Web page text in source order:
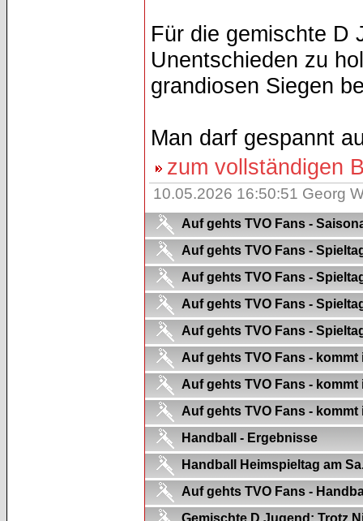
Für die gemischte D
Unentschieden zu
grandiosen Siegen
Man darf gespannt
zum vollständigen
10.05.2026 16:50:51 Georg
Auf gehts TVO Fans -
Auf gehts TVO Fans -
Auf gehts TVO Fans -
Auf gehts TVO Fans -
Auf gehts TVO Fans -
Auf gehts TVO Fans -
Auf gehts TVO Fans -
Auf gehts TVO Fans - kommt
Handball - Ergebnisse
Handball Heimspieltag am
Auf gehts TVO Fans -